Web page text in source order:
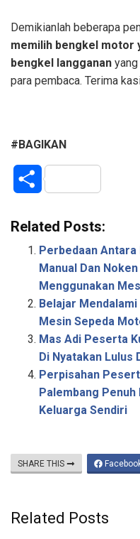
Demikianlah beberapa
memilih bengkel motor
bengkel langganan
para pembaca. Terima
#BAGIKAN
S
a
r
e
Related Posts:
Perbedaan Antara
Manual Dan
Menggunakan
Belajar
Mesin Sepeda
Mas Adi Peserta
Di Nyatakan Lulus
Perpisahan
Palembang
Keluarga Sendiri
SHARE THIS
Related Posts